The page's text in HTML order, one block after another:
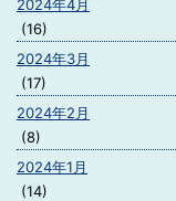
2024年4月
(16)
2024年3月
(17)
2024年2月
(8)
2024年1月
(14)